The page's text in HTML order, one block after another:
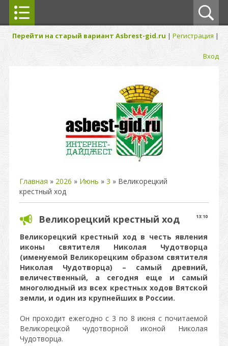
Перейти на старый вариант Asbrest-gid.ru | Регистрация |
Вход
Главная » 2026 » Июнь » 3 » Великорецкий
крестный ход
13:10
Великорецкий крестный ход
Великорецкий крестный ход в честь явления
иконы святителя Николая Чудотворца
(именуемой Великорецким образом святителя
Николая Чудотворца) – самый древний,
величественный, а сегодня еще и самый
многолюдный из всех крестных ходов Вятской
земли, и один из крупнейших в России.
Он проходит ежегодно с 3 по 8 июня с почитаемой
Великорецкой чудотворной иконой Николая
Чудотворца.